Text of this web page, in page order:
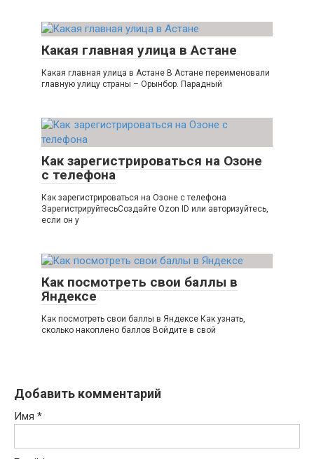
Какая главная улица в Астане
Какая главная улица в Астане В Астане переименовали
главную улицу страны – Орынбор. Парадный
Как зарегистрироваться на Озоне
с телефона
Как зарегистрироваться на Озоне с телефона
ЗарегистрируйтесьСоздайте Ozon ID или авторизуйтесь,
если он у
Как посмотреть свои баллы в
Яндексе
Как посмотреть свои баллы в Яндексе Как узнать,
сколько накоплено баллов Войдите в свой
Добавить комментарий
Имя *